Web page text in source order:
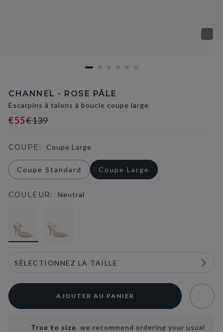
CHANNEL - ROSE PÂLE
Escarpins à talons à boucle coupe large
€55€139
COUPE: Coupe Large
Coupe Standard Coupe Large
COULEUR: Neutral
AJOUTER AU PANIER
True to size, we recommend ordering your usual